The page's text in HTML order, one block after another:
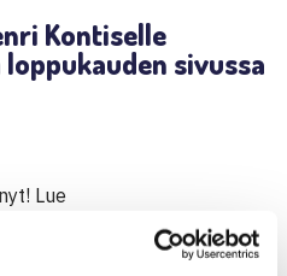
Kontiselle
sivussa
Lue
muun muassa Davis Cup -
selvitä, miksiHenri